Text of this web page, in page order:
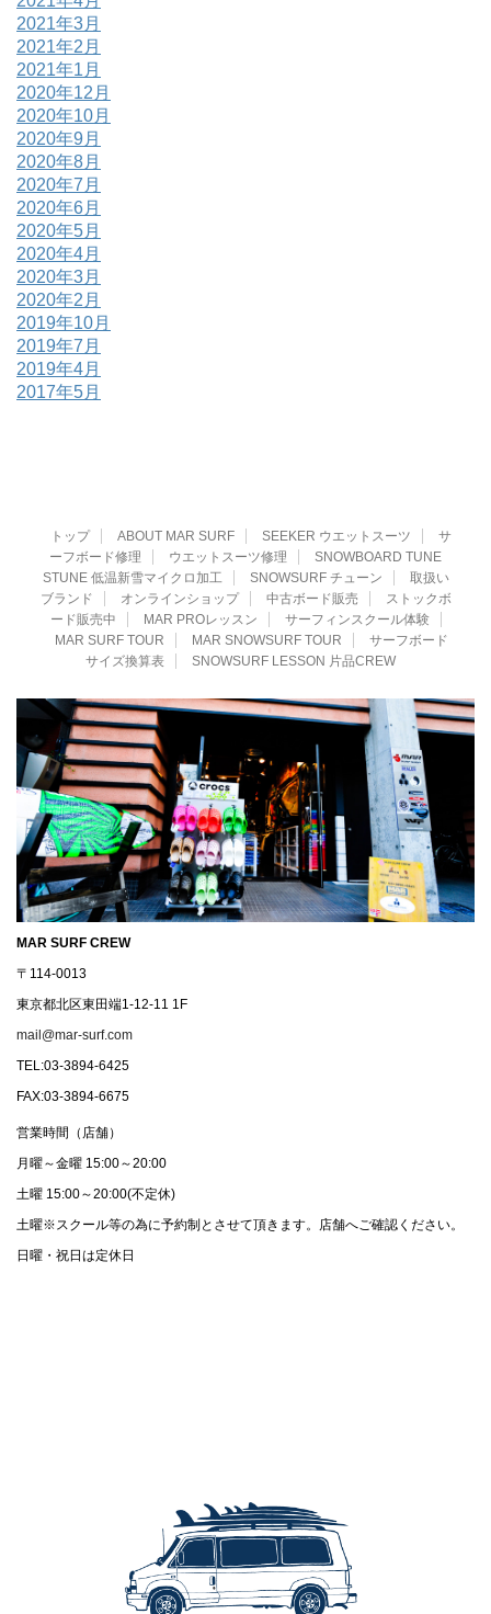
2021年3月
2021年2月
2021年1月
2020年12月
2020年10月
2020年9月
2020年8月
2020年7月
2020年6月
2020年5月
2020年4月
2020年3月
2020年2月
2019年10月
2019年7月
2019年4月
2017年5月
トップ ABOUT MAR SURF SEEKER ウエットスーツ
サ
ーフボード修理
ウエットスーツ修理
SNOWBOARD TUNE
STUNE 低温新雪マイクロ加工
SNOWSURF チューン
取扱い
ブランド
オンラインショップ 中古ボード販売
ストックボ
ード販売中
MAR PROレッスン
サーフィンスクール体験
MAR SURF TOUR
MAR SNOWSURF TOUR
サーフボード
サイズ換算表
SNOWSURF LESSON 片品CREW
MAR SURF CREW
〒114-0013
東京都北区東田端1-12-11 1F
mail@mar-surf.com
TEL:03-3894-6425
FAX:03-3894-6675
営業時間（店舗）
月曜～金曜 15:00～20:00
土曜 15:00～20:00(不定休)
土曜※スクール等の為に予約制とさせて頂きます。店舗へご確認ください。
日曜・祝日は定休日